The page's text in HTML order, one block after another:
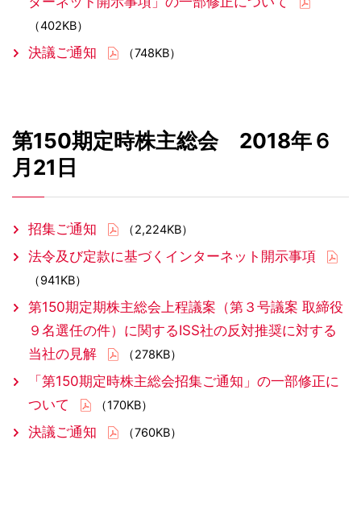
（402KB）
決議ご通知 （748KB）
第150期定時株主総会 2018年６
月21日
招集ご通知 （2,224KB）
法令及び定款に基づくインターネット開示事項
（941KB）
第150期定期株主総会上程議案（第３号議案 取締役
９名選任の件）に関するISS社の反対推奨に対する
当社の見解
（278KB）
「第150期定時株主総会招集ご通知」の一部修正に
ついて
（170KB）
決議ご通知 （760KB）